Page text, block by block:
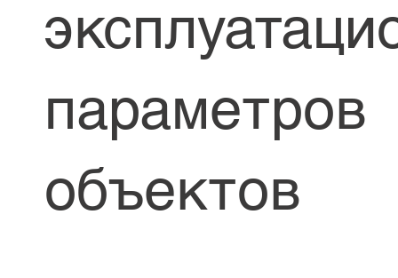
параметров
объектов